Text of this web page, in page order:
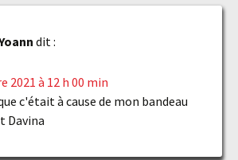
dit :
2021 à 12 h 00 min
c'était à cause de mon bandeau
Davina